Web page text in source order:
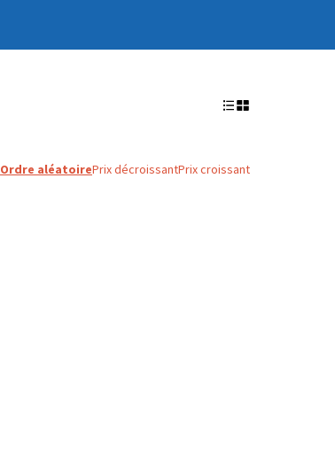
Ordre aléatoirePrix décroissantPrix croissant